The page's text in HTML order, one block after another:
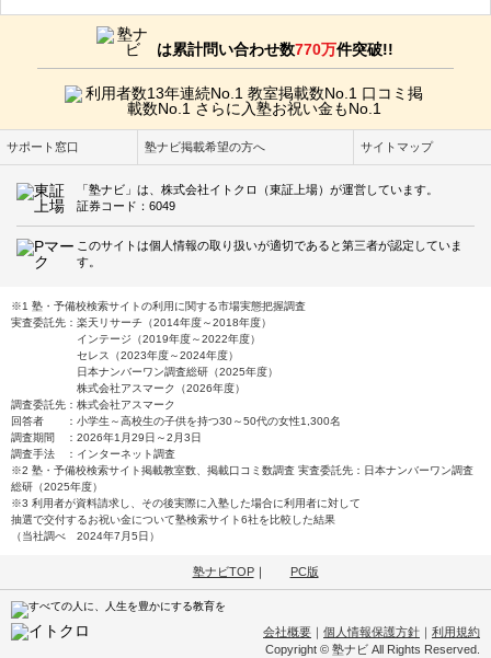
は累計問い合わせ数770万件突破!!
サポート窓口 塾ナビ掲載希望の方へ サイトマップ
「塾ナビ」は、株式会社イトクロ（東証上場）が運営しています。
証券コード：6049
このサイトは個人情報の取り扱いが適切であると第三者が認定していま
す。
※1 塾・予備校検索サイトの利用に関する市場実態把握調査
実査委託先：楽天リサーチ（2014年度～2018年度）
インテージ（2019年度～2022年度）
セレス（2023年度～2024年度）
日本ナンバーワン調査総研（2025年度）
株式会社アスマーク（2026年度）
調査委託先：株式会社アスマーク
回答者 ：小学生～高校生の子供を持つ30～50代の女性1,300名
調査期間 ：2026年1月29日～2月3日
調査手法 ：インターネット調査
※2 塾・予備校検索サイト掲載教室数、掲載口コミ数調査 実査委託先：日本ナンバーワン調査
総研（2025年度）
※3 利用者が資料請求し、その後実際に入塾した場合に利用者に対して
抽選で交付するお祝い金について塾検索サイト6社を比較した結果
（当社調べ 2024年7月5日）
塾ナビTOP｜ PC版
会社概要 ｜ 個人情報保護方針 ｜ 利用規約
Copyright © 塾ナビ All Rights Reserved.